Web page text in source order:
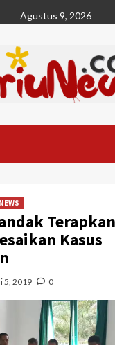
Agustus 9, 2026
NEWS
Kasus
5, 2019 0